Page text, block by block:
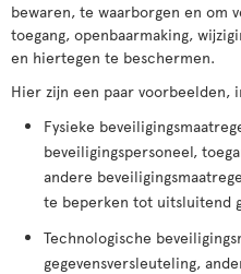
bewaren, te waarborgen en om
toegang, openbaarmaking,
en hiertegen te beschermen.
Hier zijn een paar voorbeelden,
Fysieke
beveiligingspersoneel,
andere
te beperken tot uitsluitend
Technologische
gegevensversleuteling,